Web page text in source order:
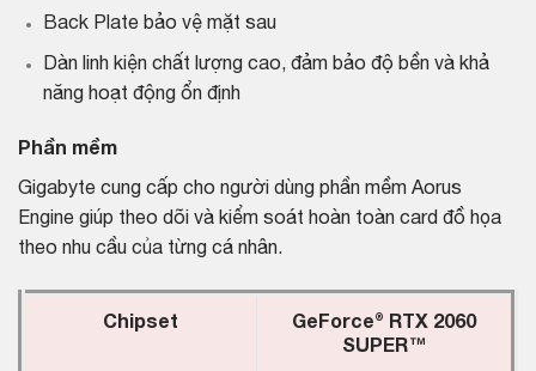
Back Plate bảo vệ mặt sau
Dàn linh kiện chất lượng cao, đảm bảo độ bền và khả
năng hoạt động ổn định
Phần mềm
Gigabyte cung cấp cho người dùng phần mềm Aorus
Engine giúp theo dõi và kiểm soát hoàn toàn card đồ họa
theo nhu cầu của từng cá nhân.
Chipset
GeForce® RTX 2060
SUPER™